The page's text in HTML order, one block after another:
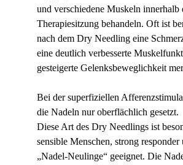
und verschiedene Muskeln innerhalb
Therapiesitzung behandeln. Oft ist
nach dem Dry Needling eine
eine deutlich verbesserte
gesteigerte Gelenksbeweglichkeit
Bei der superfiziellen
die Nadeln nur oberflächlich gesetzt.
Diese Art des Dry Needlings ist
sensible Menschen, strong
„Nadel-Neulinge“ geeignet. Die